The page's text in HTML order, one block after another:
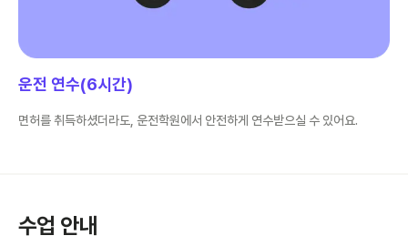
운전 연수(6시간)
면허를 취득하셨더라도, 운전학원에서 안전하게 연수받으실 수 있어요.
수업 안내